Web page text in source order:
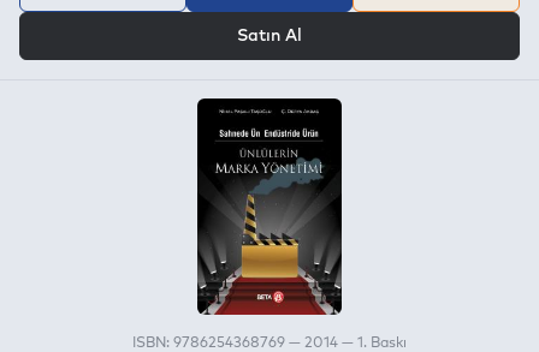
Satın Al
ISBN: 9786254368769 — 2014 — 1. Baskı